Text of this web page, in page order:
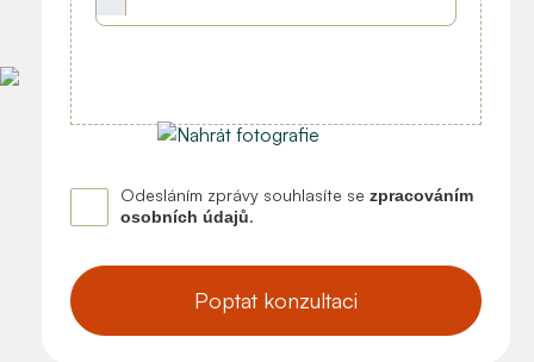
Odesláním zprávy souhlasíte se zpracováním
osobních údajů.
Poptat konzultaci